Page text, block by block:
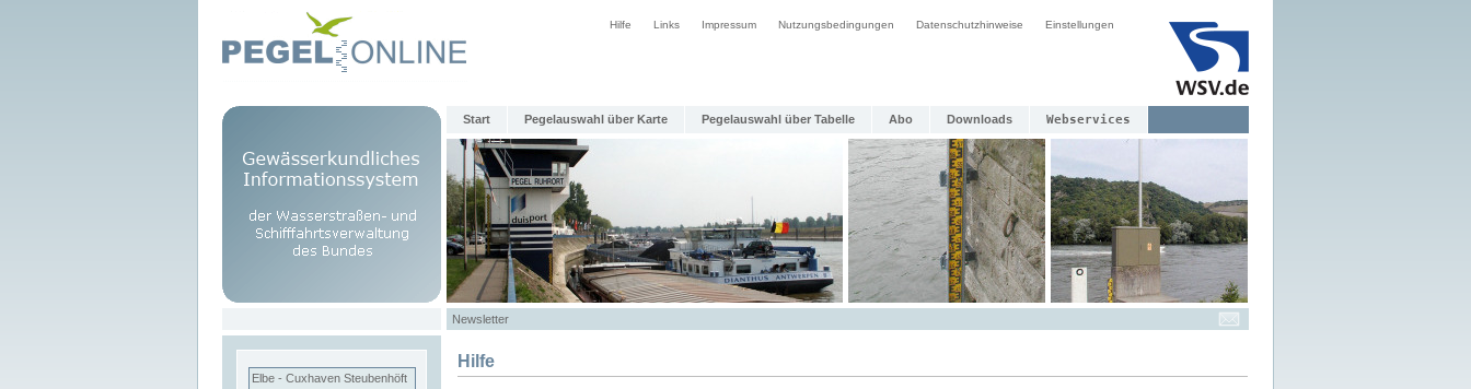
Hilfe Links Impressum Nutzungsbedingungen Datenschutzhinweise Einstellungen
Start Pegelauswahl über Karte Pegelauswahl über Tabelle Abo Downloads Webservices
Newsletter
Elbe - Cuxhaven Steubenhöft
Hilfe